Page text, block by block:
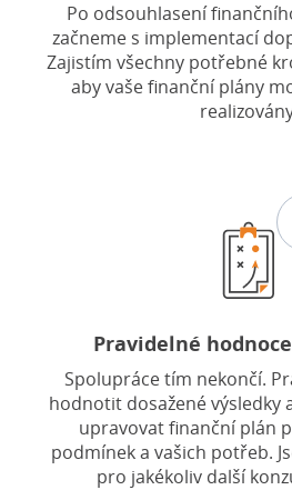
Po odsouhlasení
začneme s implementací
Zajistím všechny potřebné
aby vaše finanční plány
Pravidelné
Spolupráce tím nekončí.
hodnotit dosažené výsledky
upravovat finanční plán
podmínek a vašich potřeb.
pro jakékoliv další